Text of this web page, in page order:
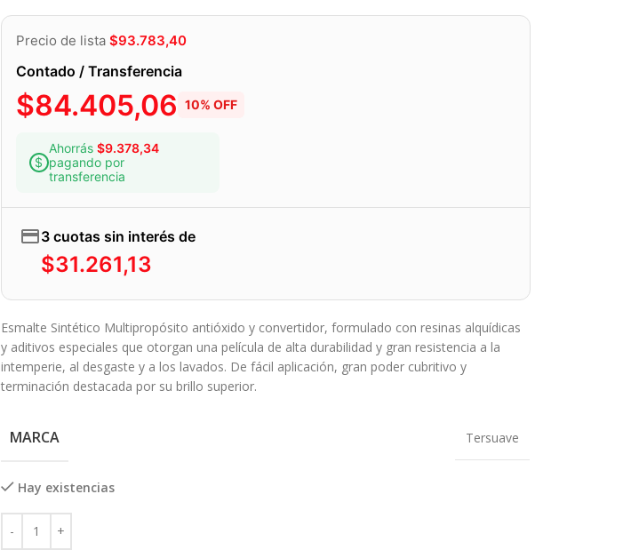
Precio de lista $93.783,40
Contado / Transferencia
$84.405,06 10% OFF
Ahorrás $9.378,34
pagando por
transferencia
3 cuotas sin interés de
$31.261,13
Esmalte Sintético Multipropósito antióxido y convertidor, formulado con resinas alquídicas
y aditivos especiales que otorgan una película de alta durabilidad y gran resistencia a la
intemperie, al desgaste y a los lavados. De fácil aplicación, gran poder cubritivo y
terminación destacada por su brillo superior.
MARCA Tersuave
Hay existencias